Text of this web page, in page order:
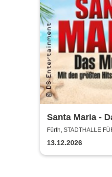
Santa Maria -
Insel wie aus
geboren
Fürth, STADTHALLE
13.12.2026